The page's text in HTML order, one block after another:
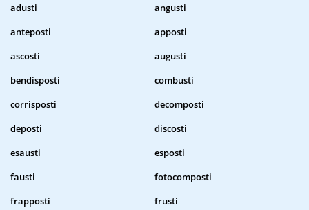
adusti
angusti
anteposti
apposti
ascosti
augusti
bendisposti
combusti
corrisposti
decomposti
deposti
discosti
esausti
esposti
fausti
fotocomposti
frapposti
frusti